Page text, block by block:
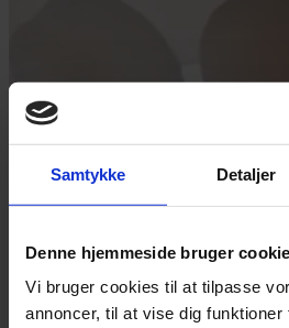
Samtykke Detaljer
Denne hjemmeside bruger
Vi bruger cookies til at tilpasse
annoncer, til at vise dig